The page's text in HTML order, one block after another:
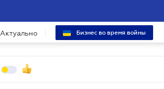
Актуально Бизнес во время войны